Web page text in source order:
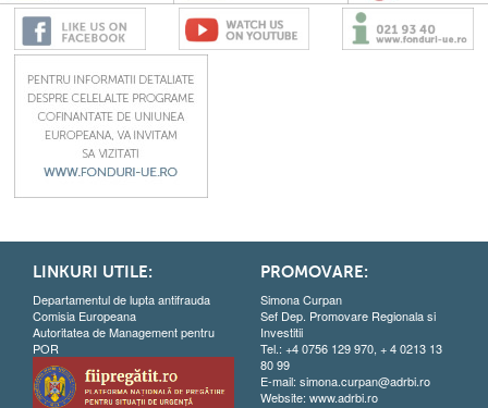
LINKURI UTILE:
Departamentul de lupta antifrauda
Comisia Europeana
Autoritatea de Management pentru
POR
PROMOVARE:
Simona Curpan
Sef Dep. Promovare Regionala si
Investitii
Tel.: +4 0756 129 970, + 4 0213 13
80 99
E-mail: simona.curpan@adrbi.ro
Website: www.adrbi.ro